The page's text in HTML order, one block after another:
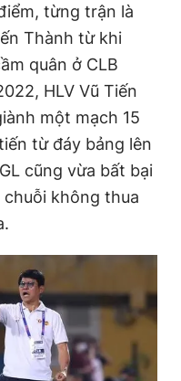
từng trận là
Thành từ khi
quân ở CLB
HLV Vũ Tiến
một mạch 15
từ đáy bảng lên
cũng vừa bất bại
không thua